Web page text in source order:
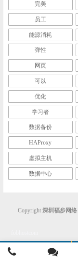
完美
员工
能源消耗
弹性
网页
可以
优化
学习者
数据备份
HAProxy
虚拟主机
数据中心
Copyright 深圳福步网络